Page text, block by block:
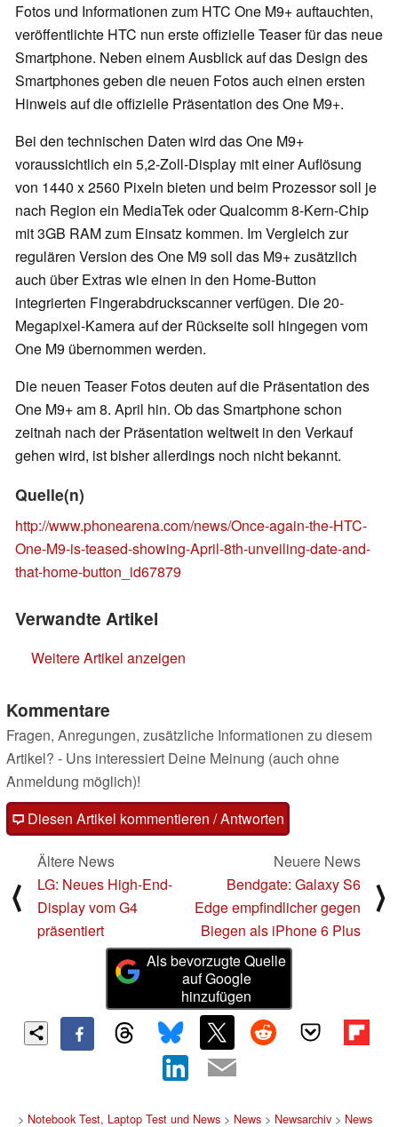
Fotos und Informationen zum HTC One M9+ auftauchten,
veröffentlichte HTC nun erste offizielle Teaser für das neue
Smartphone. Neben einem Ausblick auf das Design des
Smartphones geben die neuen Fotos auch einen ersten
Hinweis auf die offizielle Präsentation des One M9+.
Bei den technischen Daten wird das One M9+
voraussichtlich ein 5,2-Zoll-Display mit einer Auflösung
von 1440 x 2560 Pixeln bieten und beim Prozessor soll je
nach Region ein MediaTek oder Qualcomm 8-Kern-Chip
mit 3GB RAM zum Einsatz kommen. Im Vergleich zur
regulären Version des One M9 soll das M9+ zusätzlich
auch über Extras wie einen in den Home-Button
integrierten Fingerabdruckscanner verfügen. Die 20-
Megapixel-Kamera auf der Rückseite soll hingegen vom
One M9 übernommen werden.
Die neuen Teaser Fotos deuten auf die Präsentation des
One M9+ am 8. April hin. Ob das Smartphone schon
zeitnah nach der Präsentation weltweit in den Verkauf
gehen wird, ist bisher allerdings noch nicht bekannt.
Quelle(n)
http://www.phonearena.com/news/Once-again-the-HTC-
One-M9-is-teased-showing-April-8th-unveiling-date-and-
that-home-button_id67879
Verwandte Artikel
Weitere Artikel anzeigen
Kommentare
Fragen, Anregungen, zusätzliche Informationen zu diesem
Artikel? - Uns interessiert Deine Meinung (auch ohne
Anmeldung möglich)!
Diesen Artikel kommentieren / Antworten
⟨
Ältere News
LG: Neues High-End-
Display vom G4
präsentiert
Neuere News
Bendgate: Galaxy S6
Edge empfindlicher gegen
Biegen als iPhone 6 Plus
⟩
Als bevorzugte Quelle
auf Google
hinzufügen
> Notebook Test, Laptop Test und News> News> Newsarchiv> News